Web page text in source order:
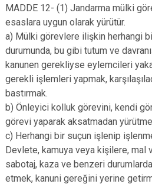
MADDE 12- (1) Jandarma mülki
esaslara uygun olarak yürütür.
a) Mülki görevlere ilişkin herhangi
durumunda, bu gibi tutum ve
kanunen gerekliyse eylemcileri
gerekli işlemleri yapmak,
bastırmak.
b) Önleyici kolluk görevini, kendi
görevi yaparak aksatmadan
c) Herhangi bir suçun işlenip
Devlete, kamuya veya kişilere, mal
sabotaj, kaza ve benzeri
etmek, kanuni gereğini yerine